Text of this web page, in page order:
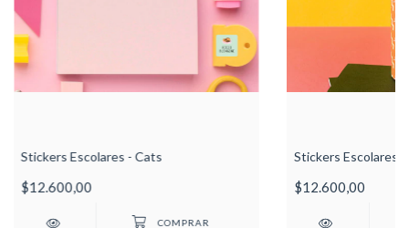
Stickers Escolares - Cats
$12.600,00
Stickers Escolares -
$12.600,00